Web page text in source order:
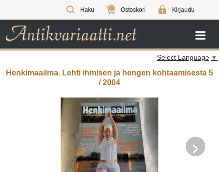
Haku 0 Ostoskori Kirjaudu
Select Language ▼
Henkimaailma. Lehti ihmisen ja hengen kohtaamisesta 5
/ 2004
›